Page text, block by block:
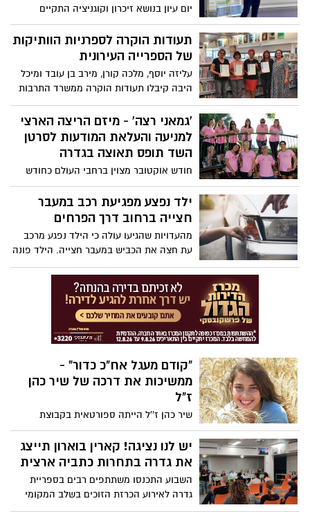
יום עיון בנושא זיכרון וקוגניציה התקיים
במרכז הרפואי גריאטרי שיקומי הרצפלד
בגדרה בשיתוף המחלקה לשירותים חברתיים
במועצת גדרה, לקראת יום הקשיש הבינלאומי
תעודות הוקרה לספרניות הוותיקות
של הספרייה העירונית
עליזה יוסף, מלכה קורן, מירב בן עובד ומיכל
היבה קיבלו תעודות הוקרה ממשרד התרבות
על פועלן רב השנים בספריה העירונית
'גמאני רצה' - מיזם הריצה הארצי
למניעה והעלאת המודעות לסרטן
השד תופס תאוצה בגדרה
חודש אוקטובר מצוין ברחבי העולם כחודש
המודעות לסרטן השד. אחד המיזמים הגדולים
והמשפיעים ביותר בישראל בתחום רווחה
ובריאות של מתמודדות ומחלימות סרטן השד,
מוזמנים ומוזמנות להצטרף!
ילד נפצע מפגיעת רכב במעבר
חצייה ברחוב דרך הפרחים
מהעדויות שהגיעו עולה כי הילד נפגע מרכב
עת חצה את הכביש במעבר חצייה. הילד פונה
לביה"ח קפלן כשהוא במצב קל. נאחל רפואה
שלמה והרבה בריאות !
"קודם מעגל אח"כ כדור" -
ממשיכות את דרכה של שיר כהן
ז"ל
שיר כהן ז''ל הייתה ספורטאית בקבוצת
הכדורשת של גדרה אך למרבה הצער, נפטרה
בטרם עת ממחלת הסרטן. לזכרה הוקמה
קבוצת הכדורשת "שיר גדרה"
יש לנו נציגה! קארין בוארון תייצג
את גדרה בתחרות כתביה ארצית
השבוע התכנסו משתתפים רבים בספריית
גדרה לאירוע הכרזת הזוכים בשלב המקומי
בתחרות מילה במקום 2022